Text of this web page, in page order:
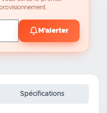
M'alerter
Spécifications